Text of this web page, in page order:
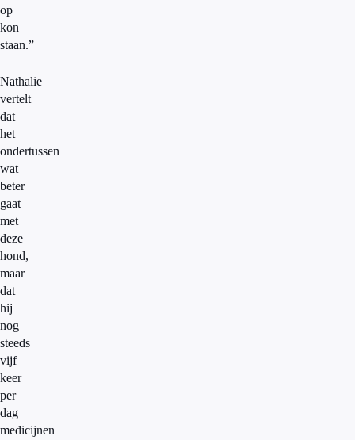
op
kon
staan.”
Nathalie
vertelt
dat
het
ondertussen
wat
beter
gaat
met
deze
hond,
maar
dat
hij
nog
steeds
vijf
keer
per
dag
medicijnen